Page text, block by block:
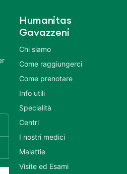
Humanitas
Gavazzeni
Chi siamo
Come raggiungerci
Come prenotare
Info utili
Specialità
Centri
I nostri medici
Malattie
Visite ed Esami